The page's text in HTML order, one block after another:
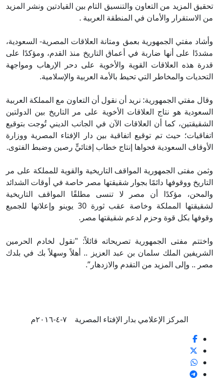
تحقيق المزيد من التعاون والتنسيق التام بين القيادتين ونشر المزيد
من الاستقرار والأمان في المنطقة العربية .
وأشاد مفتي الجمهورية بعمق ومتانة العلاقات المصرية- السعودية،
مشددًا على أنها ضاربة في أعماق التاريخ منذ القدم، ومؤكدًا على
قدرة هذه العلاقات القوية والأخوية على دحر الإرهاب ومواجهة
التحديات والمخاطر التي تحيط بالأمة العربية والإسلامية.
وقال مفتي الجمهورية: نريد أن نقول أن التعاون مع المملكة العربية
السعودية هو نتاج العلاقات الأخوية على مر التاريخ بين الدولتين
الشقيقتين، كما أن العلاقات الآن في الجانب الديني تُوجت بتوقيع
اتفاقيات؛ حيث تم توقيع اتفاقية بين دار الإفتاء المصرية ووزارة
الأوقاف السعودية فحواها إنتاج خطاب إفتائيٍّ رصين وضبط الفتوى.
وثمن مفتى الجمهورية المواقف التاريخية والقوية للمملكة على مر
التاريخ ووقوفها دائمًا بجوار شقيقتها مصر خاصة في أوقات الشدائد
والمحن، مؤكدًا أن مصر لا تنسى مطلقًا المواقف التاريخية
لشقيقتها المملكة وخاصة عقب ثورة 30 يوينو وإعلانها للجميع
وقوفها بكل قوة وحزم لدعم شقيقتها مصر.
واختتم مفتى الجمهورية تصريحاته قائلاً: "نقول لخادم الحرمين
الشريفين الملك سلمان بن عبد العزيز .. أهلاً وسهلاً بك في بلدك
مصر .. وإلى المزيد من التقدم والازدهار”.
المركز الإعلامي بدار الإفتاء المصرية ٧-٤-٢٠١٦م